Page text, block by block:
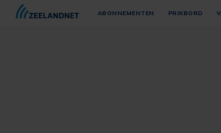
ABONNEMENTEN PRIKBORD